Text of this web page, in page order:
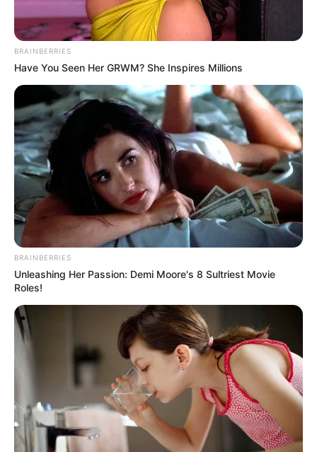
Os painéis de São João são a cara da festa, por
isso são essenciais para que sua comemoração
fique ainda mais divertida. Mas isso não significa
que devem ser difíceis de fazer, pelo contrário,
com os tutoriais que separamos, você vai fazer
painel de festa juninaincrível! Confira!
BRAINBERRIES
Have You Seen Her GRWM? She Inspires Millions
BRAINBERRIES
Unleashing Her Passion: Demi Moore's 8 Sultriest Movie
Roles!